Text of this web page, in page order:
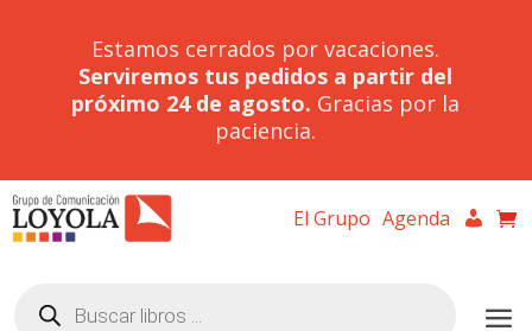
Estamos cerrados por vacaciones.
Serviremos tus pedidos a partir del
próximo 24 de agosto. Gracias por la
paciencia.
El Grupo Agenda
productos